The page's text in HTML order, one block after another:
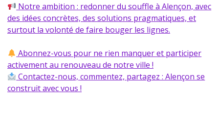
Notre ambition : redonner du souffle à Alençon, avec
des idées concrètes, des solutions pragmatiques, et
surtout la volonté de faire bouger les lignes.
Abonnez-vous pour ne rien manquer et participer
activement au renouveau de notre ville !
Contactez-nous, commentez, partagez : Alençon se
construit avec vous !